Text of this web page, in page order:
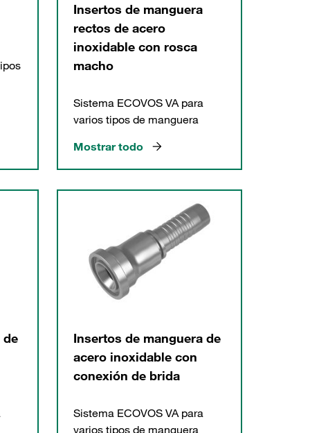
Insertos de manguera
rectos de acero
inoxidable con rosca
macho
Sistema ECOVOS VA para
varios tipos de manguera
Mostrar todo
de
Insertos de manguera de
acero inoxidable con
conexión de brida
Sistema ECOVOS VA para
varios tipos de manguera